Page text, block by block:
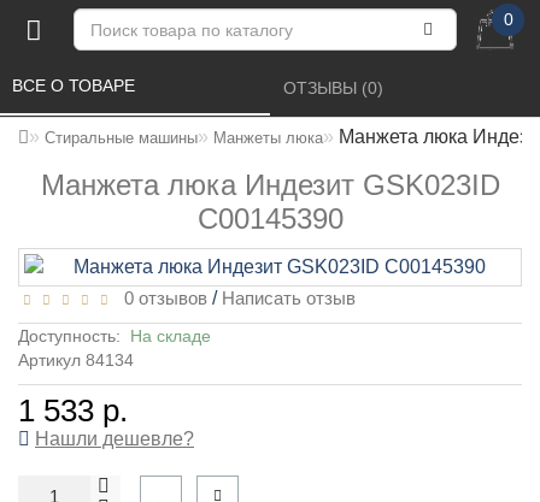
0
Стиральные машины Манжеты люка Манжета люка
Манжета люка Индезит GSK023ID
С00145390
ВСЕ О ТОВАРЕ ОТЗЫВЫ (0)
0 отзывов / Написать отзыв
Доступность: На складе
Артикул 84134
1 533 р.
Нашли дешевле?